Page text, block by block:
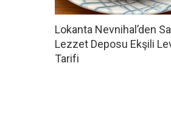
Lokanta Nevnihal’den
Lezzet Deposu Ekşili
Tarifi